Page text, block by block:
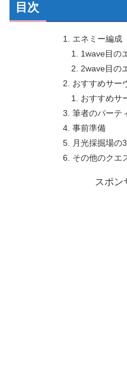
目次
エネミー編成
1wave目の
2wave目の
おすすめサー
おすすめサ
筆者のパーテ
事前準備
月光採掘場の
その他のクエ
スポン